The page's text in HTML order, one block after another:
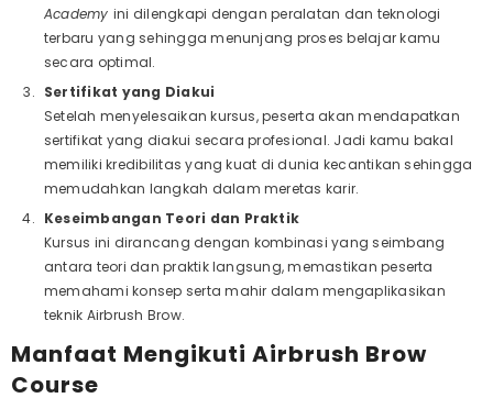
Academy ini dilengkapi dengan peralatan dan teknologi
terbaru yang sehingga menunjang proses belajar kamu
secara optimal.
Sertifikat yang Diakui
Setelah menyelesaikan kursus, peserta akan mendapatkan
sertifikat yang diakui secara profesional. Jadi kamu bakal
memiliki kredibilitas yang kuat di dunia kecantikan sehingga
memudahkan langkah dalam meretas karir.
Keseimbangan Teori dan Praktik
Kursus ini dirancang dengan kombinasi yang seimbang
antara teori dan praktik langsung, memastikan peserta
memahami konsep serta mahir dalam mengaplikasikan
teknik Airbrush Brow.
Manfaat Mengikuti Airbrush Brow
Course